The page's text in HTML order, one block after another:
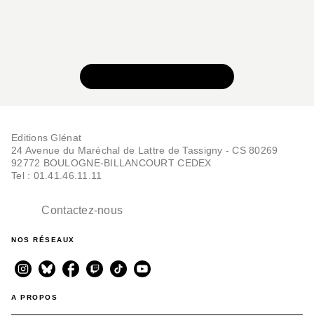
Editions Glénat
24 Avenue du Maréchal de Lattre de Tassigny - CS 80269
92772 BOULOGNE-BILLANCOURT CEDEX
Tel : 01.41.46.11.11
Contactez-nous
NOS RÉSEAUX
A PROPOS